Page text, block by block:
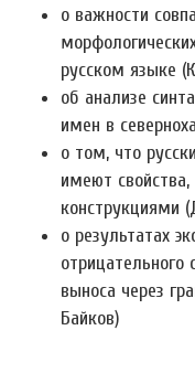
о важности
русском языке
об анализе
имен в
о том, что
имеют
конструкциями
о результатах
отрицательного
выноса через
Байков)